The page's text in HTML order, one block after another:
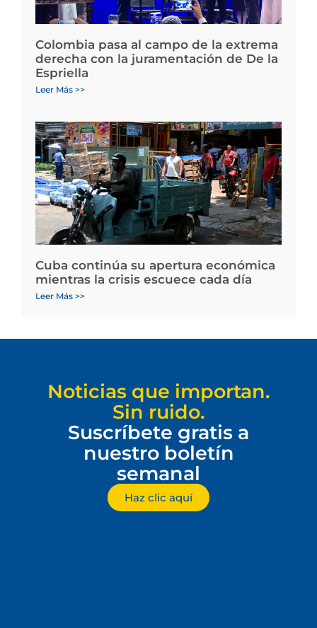
Colombia pasa al campo de la extrema
derecha con la juramentación de De la
Espriella
Leer Más >>
Cuba continúa su apertura económica
mientras la crisis escuece cada día
Leer Más >>
Noticias que importan.
Sin ruido.
Suscríbete gratis a
nuestro boletín
semanal
Haz clic aquí